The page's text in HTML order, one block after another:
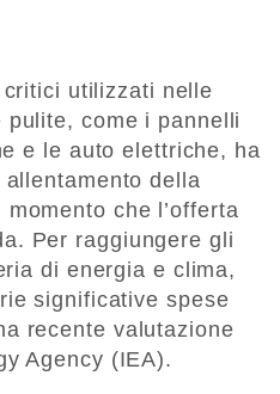
utilizzati nelle
come i pannelli
e le auto elettriche, ha
della
che l’offerta
Per raggiungere gli
di energia e clima,
significative spese
recente valutazione
Agency (IEA).